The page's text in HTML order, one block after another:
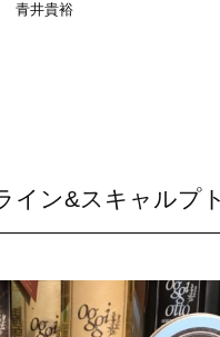
青井貴裕
イン&スキャルプ